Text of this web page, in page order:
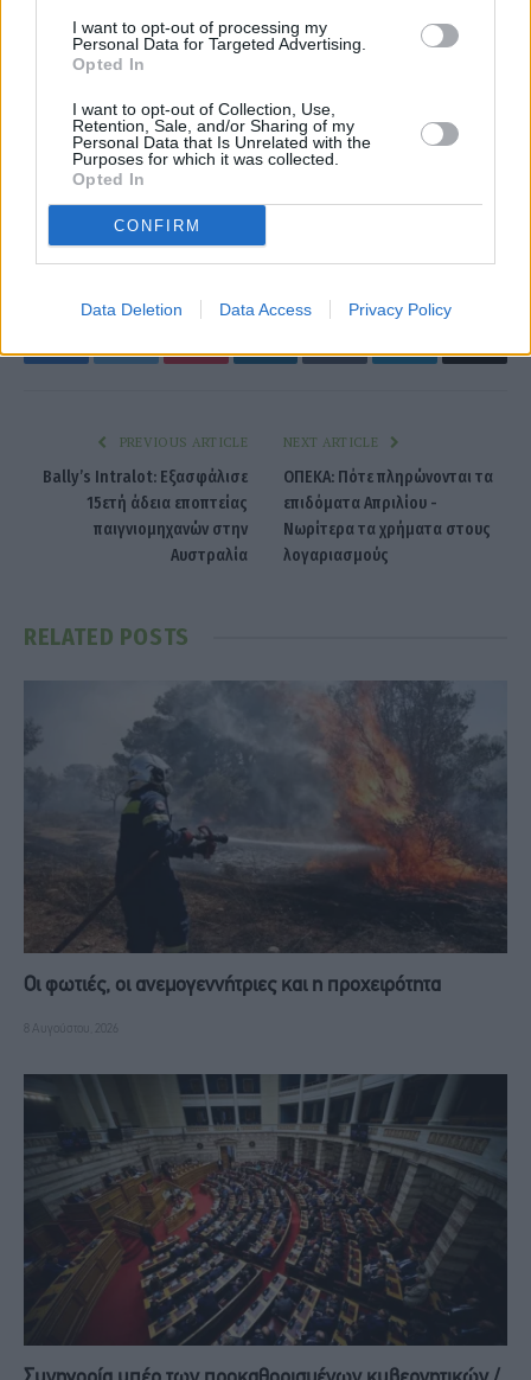
I want to opt-out of processing my
Personal Data for Targeted Advertising.
Opted In
I want to opt-out of Collection, Use,
Retention, Sale, and/or Sharing of my
Personal Data that Is Unrelated with the
Purposes for which it was collected.
Opted In
CONFIRM
Data Deletion Data Access Privacy Policy
Ανδρέας Ανδριανόπουλος
PREVIOUS ARTICLE
Bally’s Intralot: Εξασφάλισε
15ετή άδεια εποπτείας
παιγνιομηχανών στην
Αυστραλία
NEXT ARTICLE
ΟΠΕΚΑ: Πότε πληρώνονται τα
επιδόματα Απριλίου -
Νωρίτερα τα χρήματα στους
λογαριασμούς
RELATED POSTS
Οι φωτιές, οι ανεμογεννήτριες και η προχειρότητα
8 Αυγούστου, 2026